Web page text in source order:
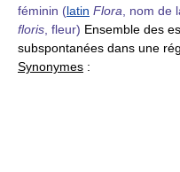
féminin (latin Flora , nom
floris , fleur) Ensemble des
subspontanées dans une
Synonymes :